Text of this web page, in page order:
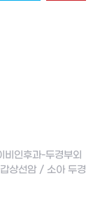
비인후과-두경부외
상선암 / 소아 두경